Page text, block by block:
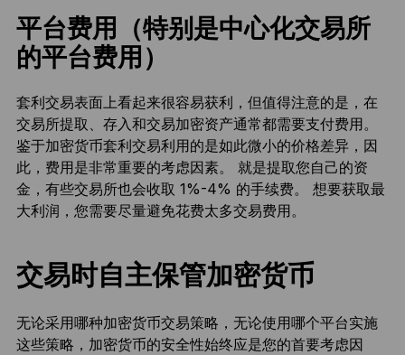
平台费用（特别是中心化交易所
的平台费用）
套利交易表面上看起来很容易获利，但值得注意的是，在
交易所提取、存入和交易加密资产通常都需要支付费用。
鉴于加密货币套利交易利用的是如此微小的价格差异，因
此，费用是非常重要的考虑因素。 就是提取您自己的资
金，有些交易所也会收取 1%-4% 的手续费。 想要获取最
大利润，您需要尽量避免花费太多交易费用。
交易时自主保管加密货币
无论采用哪种加密货币交易策略，无论使用哪个平台实施
这些策略，加密货币的安全性始终应是您的首要考虑因